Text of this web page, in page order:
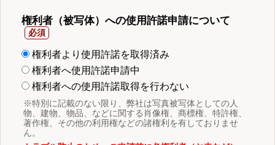
権利者（被写体）への使用許諾申請について
権利者より使用許諾を取得済み
権利者へ使用許諾申請中
権利者への使用許諾取得を行わない
※特別に記載のない限り、弊社は写真被写体としての人
物、建物、物品、などに関する肖像権、商標権、特許権、
著作権、その他の利用権などの諸権利を有しておりませ
ん。